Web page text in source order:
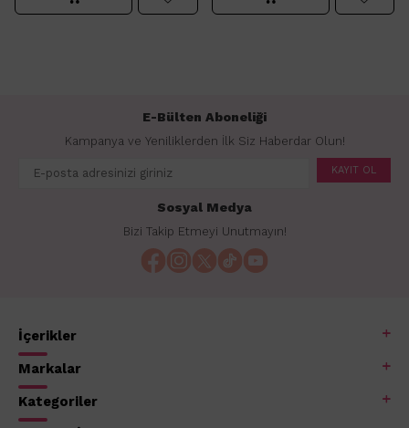
E-Bülten Aboneliği
Kampanya ve Yeniliklerden İlk Siz Haberdar Olun!
KAYIT OL
Sosyal Medya
Bizi Takip Etmeyi Unutmayın!
İçerikler
Markalar
Kategoriler